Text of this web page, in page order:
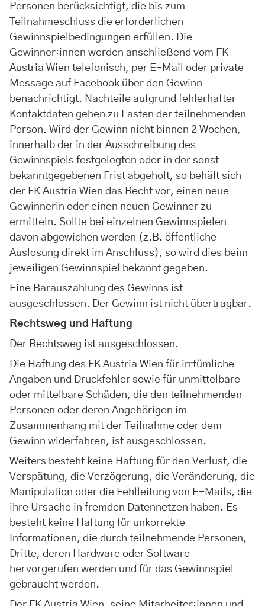
Personen berücksichtigt, die bis zum
Teilnahmeschluss die erforderlichen
Gewinnspielbedingungen erfüllen. Die
Gewinner:innen werden anschließend vom FK
Austria Wien telefonisch, per E-Mail oder private
Message auf Facebook über den Gewinn
benachrichtigt. Nachteile aufgrund fehlerhafter
Kontaktdaten gehen zu Lasten der teilnehmenden
Person. Wird der Gewinn nicht binnen 2 Wochen,
innerhalb der in der Ausschreibung des
Gewinnspiels festgelegten oder in der sonst
bekanntgegebenen Frist abgeholt, so behält sich
der FK Austria Wien das Recht vor, einen neue
Gewinnerin oder einen neuen Gewinner zu
ermitteln. Sollte bei einzelnen Gewinnspielen
davon abgewichen werden (z.B. öffentliche
Auslosung direkt im Anschluss), so wird dies beim
jeweiligen Gewinnspiel bekannt gegeben.
Eine Barauszahlung des Gewinns ist
ausgeschlossen. Der Gewinn ist nicht übertragbar.
Rechtsweg und Haftung
Der Rechtsweg ist ausgeschlossen.
Die Haftung des FK Austria Wien für irrtümliche
Angaben und Druckfehler sowie für unmittelbare
oder mittelbare Schäden, die den teilnehmenden
Personen oder deren Angehörigen im
Zusammenhang mit der Teilnahme oder dem
Gewinn widerfahren, ist ausgeschlossen.
Weiters besteht keine Haftung für den Verlust, die
Verspätung, die Verzögerung, die Veränderung, die
Manipulation oder die Fehlleitung von E-Mails, die
ihre Ursache in fremden Datennetzen haben. Es
besteht keine Haftung für unkorrekte
Informationen, die durch teilnehmende Personen,
Dritte, deren Hardware oder Software
hervorgerufen werden und für das Gewinnspiel
gebraucht werden.